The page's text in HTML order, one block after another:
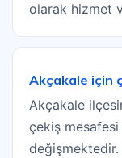
olarak hizmet
Akçakale için
Akçakale
çekiş
değişmektedir.